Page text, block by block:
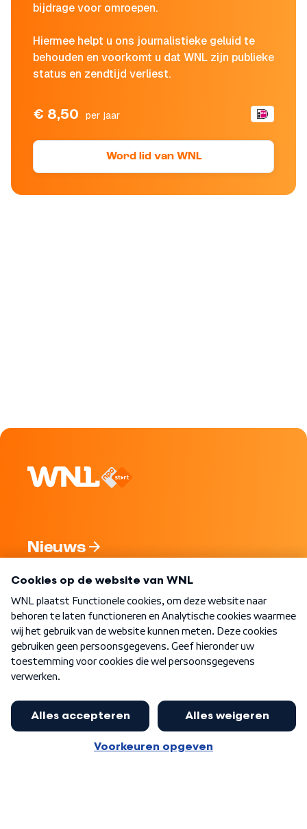
bijdrage voor omroepen.
Hiermee helpt u ons journalistieke geluid te
behouden en voorkomt u dat WNL zijn publieke
status en zendtijd verliest.
€ 8,50 per jaar
Word lid van WNL
Nieuws
Nieuwsbrief
Word Lid